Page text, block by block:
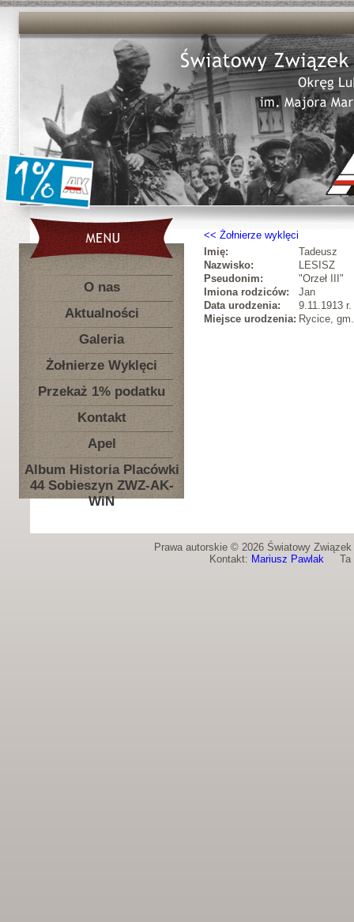
O nas
Aktualności
Galeria
Żołnierze Wyklęci
Przekaż 1% podatku
Kontakt
Apel
Album Historia Placówki
44 Sobieszyn ZWZ-AK-
WiN
Żołnierze wyklęci
Imię:
Tadeusz
Nazwisko:
LESISZ
Pseudonim:
"Orzeł III"
Imiona rodziców:
Jan
Data urodzenia:
9.11.1913 r.
Miejsce urodzenia: Rycice,
Prawa autorskie © 2026 Światowy
Kontakt: Mariusz PawlakTa